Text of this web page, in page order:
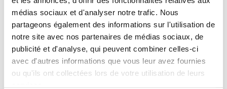
médias sociaux et d'analyser notre trafic. Nous
partageons également des informations sur l'utilisation de
notre site avec nos partenaires de médias sociaux, de
publicité et d'analyse, qui peuvent combiner celles-ci
avec d'autres informations que vous leur avez fournies
ou qu'ils ont collectées lors de votre utilisation de leurs